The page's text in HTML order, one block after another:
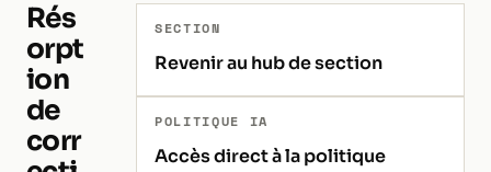
Rés
orpt
ion
de
corr
SECTION
Revenir au hub de section
POLITIQUE IA
Accès direct à la politique